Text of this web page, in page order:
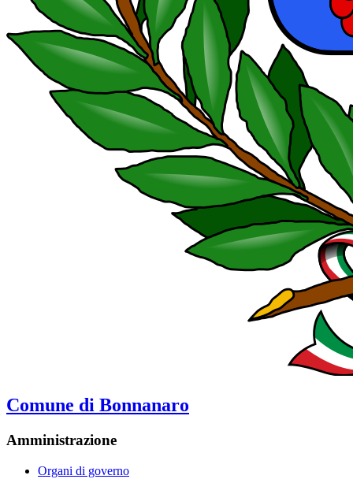
Comune di Bonnanaro
Amministrazione
Organi di governo